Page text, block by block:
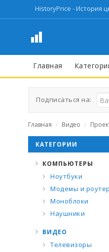
HistoryPrice - История
Главная
Подписаться на:
Главная / Видео /
КАТЕГОРИИ
КОМПЬЮТЕРЫ
Ноутбуки
Модемы и
Моноблоки
Наушники
ВИДЕО
Телевизоры